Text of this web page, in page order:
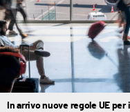
In arrivo nuove regole UE